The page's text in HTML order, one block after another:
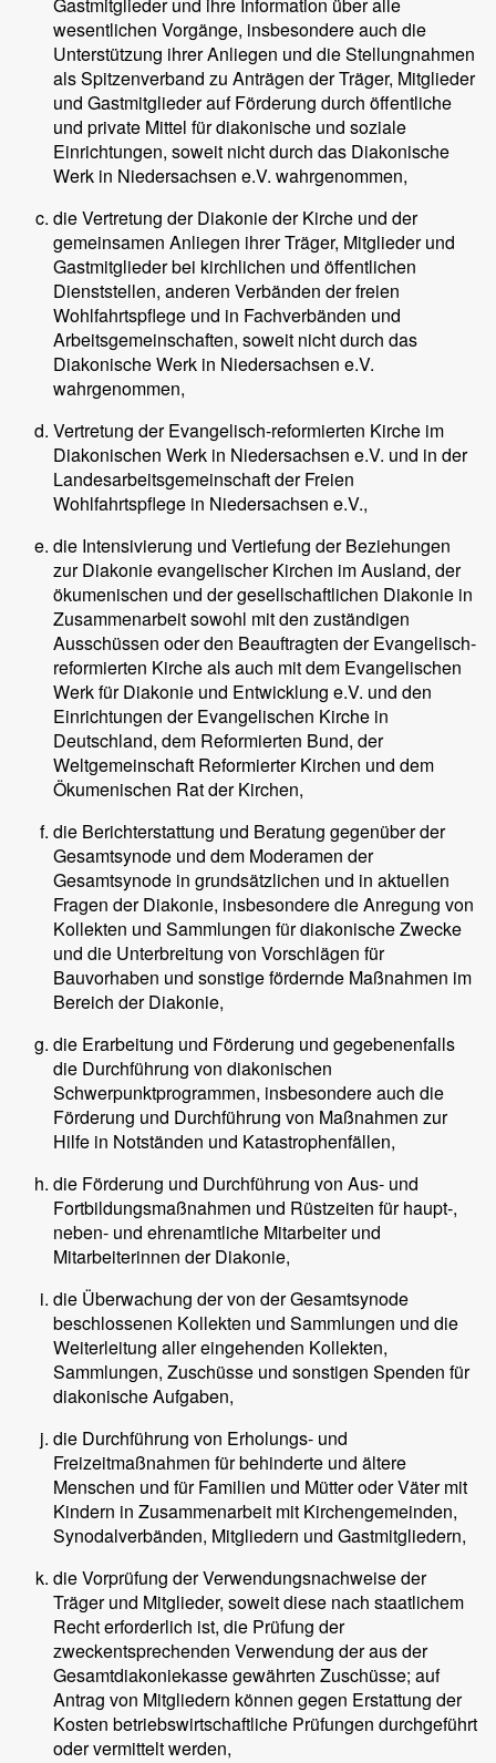
wesentlichen Vorgänge, insbesondere auch die
Unterstützung ihrer Anliegen und die Stellungnahmen
als Spitzenverband zu Anträgen der Träger, Mitglieder
und Gastmitglieder auf Förderung durch öffentliche
und private Mittel für diakonische und soziale
Einrichtungen, soweit nicht durch das Diakonische
Werk in Niedersachsen e.V. wahrgenommen,
die Vertretung der Diakonie der Kirche und der
gemeinsamen Anliegen ihrer Träger, Mitglieder und
Gastmitglieder bei kirchlichen und öffentlichen
Dienststellen, anderen Verbänden der freien
Wohlfahrtspflege und in Fachverbänden und
Arbeitsgemeinschaften, soweit nicht durch das
Diakonische Werk in Niedersachsen e.V.
wahrgenommen,
Vertretung der Evangelisch-reformierten Kirche im
Diakonischen Werk in Niedersachsen e.V. und in der
Landesarbeitsgemeinschaft der Freien
Wohlfahrtspflege in Niedersachsen e.V.,
die Intensivierung und Vertiefung der Beziehungen
zur Diakonie evangelischer Kirchen im Ausland, der
ökumenischen und der gesellschaftlichen Diakonie in
Zusammenarbeit sowohl mit den zuständigen
Ausschüssen oder den Beauftragten der Evangelisch-
reformierten Kirche als auch mit dem Evangelischen
Werk für Diakonie und Entwicklung e.V. und den
Einrichtungen der Evangelischen Kirche in
Deutschland, dem Reformierten Bund, der
Weltgemeinschaft Reformierter Kirchen und dem
Ökumenischen Rat der Kirchen,
die Berichterstattung und Beratung gegenüber der
Gesamtsynode und dem Moderamen der
Gesamtsynode in grundsätzlichen und in aktuellen
Fragen der Diakonie, insbesondere die Anregung von
Kollekten und Sammlungen für diakonische Zwecke
und die Unterbreitung von Vorschlägen für
Bauvorhaben und sonstige fördernde Maßnahmen im
Bereich der Diakonie,
die Erarbeitung und Förderung und gegebenenfalls
die Durchführung von diakonischen
Schwerpunktprogrammen, insbesondere auch die
Förderung und Durchführung von Maßnahmen zur
Hilfe in Notständen und Katastrophenfällen,
die Förderung und Durchführung von Aus- und
Fortbildungsmaßnahmen und Rüstzeiten für haupt-,
neben- und ehrenamtliche Mitarbeiter und
Mitarbeiterinnen der Diakonie,
die Überwachung der von der Gesamtsynode
beschlossenen Kollekten und Sammlungen und die
Weiterleitung aller eingehenden Kollekten,
Sammlungen, Zuschüsse und sonstigen Spenden für
diakonische Aufgaben,
die Durchführung von Erholungs- und
Freizeitmaßnahmen für behinderte und ältere
Menschen und für Familien und Mütter oder Väter mit
Kindern in Zusammenarbeit mit Kirchengemeinden,
Synodalverbänden, Mitgliedern und Gastmitgliedern,
die Vorprüfung der Verwendungsnachweise der
Träger und Mitglieder, soweit diese nach staatlichem
Recht erforderlich ist, die Prüfung der
zweckentsprechenden Verwendung der aus der
Gesamtdiakoniekasse gewährten Zuschüsse; auf
Antrag von Mitgliedern können gegen Erstattung der
Kosten betriebswirtschaftliche Prüfungen durchgeführt
oder vermittelt werden,